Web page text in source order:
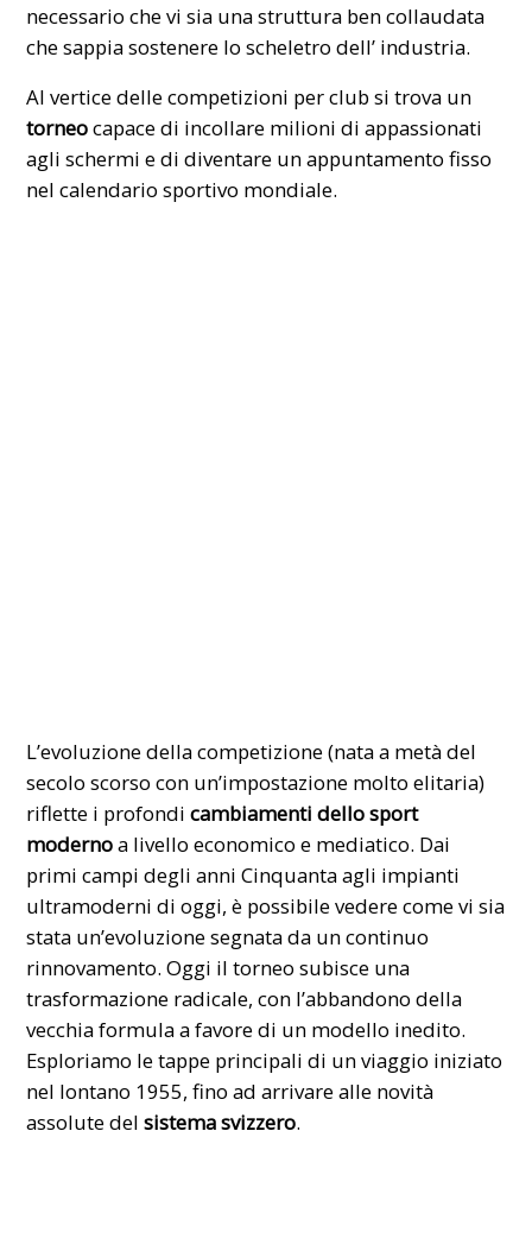
necessario che vi sia una struttura ben collaudata
che sappia sostenere lo scheletro dell’ industria.
Al vertice delle competizioni per club si trova un
torneocapace di incollare milioni di appassionati
agli schermi e di diventare un appuntamento fisso
nel calendario sportivo mondiale.
​L’evoluzione della competizione (nata a metà del
secolo scorso con un’impostazione molto elitaria)
riflette i profondicambiamenti dello sport
modernoa livello economico e mediatico. Dai
primi campi degli anni Cinquanta agli impianti
ultramoderni di oggi, è possibile vedere come vi sia
stata un’evoluzione segnata da un continuo
rinnovamento. Oggi il torneo subisce una
trasformazione radicale, con l’abbandono della
vecchia formula a favore di un modello inedito.
Esploriamo le tappe principali di un viaggio iniziato
nel lontano 1955, fino ad arrivare alle novità
assolute delsistema svizzero.